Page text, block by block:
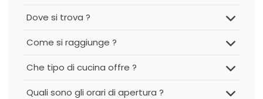
Dove si trova ?
Come si raggiunge ?
Che tipo di cucina offre ?
Quali sono gli orari di apertura ?